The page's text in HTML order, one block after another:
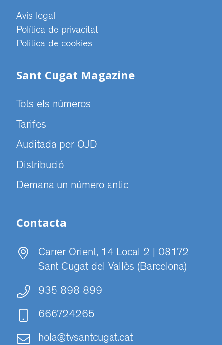
Avís legal
Política de privacitat
Politica de cookies
Sant Cugat Magazine
Tots els números
Tarifes
Auditada per OJD
Distribució
Demana un número antic
Contacta
Carrer Orient, 14 Local 2 | 08172
Sant Cugat del Vallès (Barcelona)
935 898 899
666724265
hola@tvsantcugat.cat